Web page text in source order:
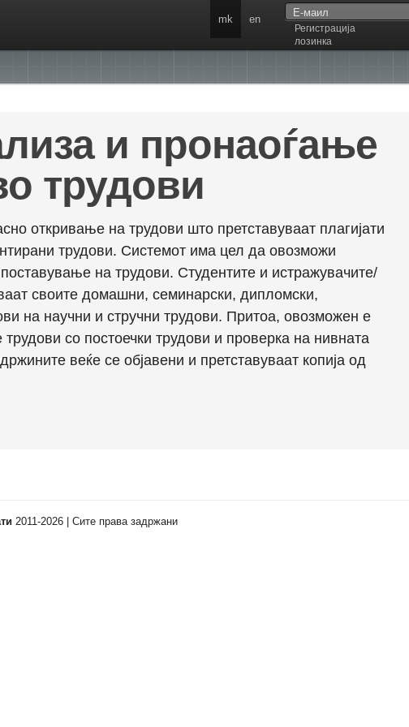
Регистрација
лозинка
mk en
и пронаоѓање
трудови
откривање на трудови што претставуваат плагијати
трудови. Системот има цел да овозможи
на трудови. Студентите и истражувачите/
своите домашни, семинарски, дипломски,
на научни и стручни трудови. Притоа, овозможен е
со постоечки трудови и проверка на нивната
веќе се објавени и претставуваат копија од
2011-2026 | Сите права задржани